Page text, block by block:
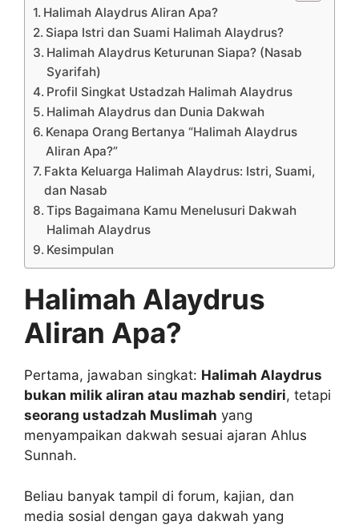
Halimah Alaydrus Aliran Apa?
Siapa Istri dan Suami Halimah Alaydrus?
Halimah Alaydrus Keturunan Siapa? (Nasab
Syarifah)
Profil Singkat Ustadzah Halimah Alaydrus
Halimah Alaydrus dan Dunia Dakwah
Kenapa Orang Bertanya “Halimah Alaydrus
Aliran Apa?”
Fakta Keluarga Halimah Alaydrus: Istri, Suami,
dan Nasab
Tips Bagaimana Kamu Menelusuri Dakwah
Halimah Alaydrus
Kesimpulan
Halimah Alaydrus
Aliran Apa?
Pertama, jawaban singkat: Halimah Alaydrus
bukan milik aliran atau mazhab sendiri, tetapi
seorang ustadzah Muslimah yang
menyampaikan dakwah sesuai ajaran Ahlus
Sunnah.
Beliau banyak tampil di forum, kajian, dan
media sosial dengan gaya dakwah yang